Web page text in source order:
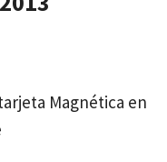
Magnética en